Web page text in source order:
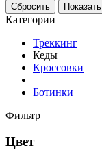
Сбросить Показать
Категории
Треккинг
Кеды
Кроссовки
Ботинки
Фильтр
Цвет